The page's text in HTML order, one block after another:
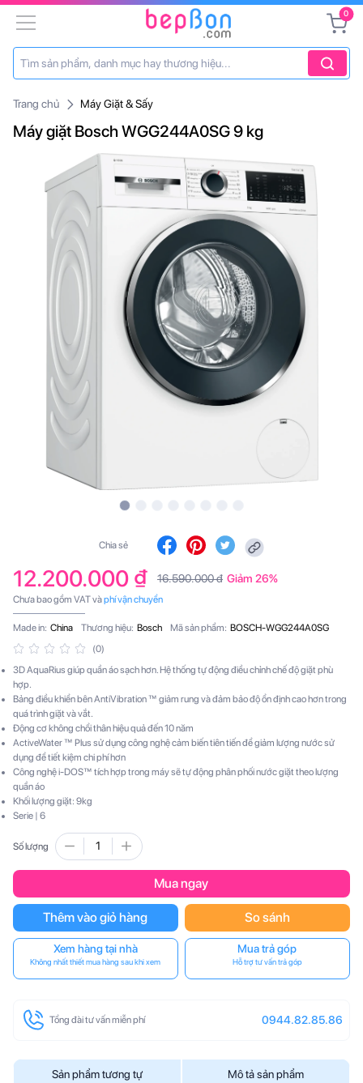
0
Trang chủ Máy Giặt & Sấy
Máy giặt Bosch WGG244A0SG 9 kg
Chia sẻ
12.200.000 ₫ 16.590.000 đ Giảm 26%
Chưa bao gồm VAT vàphí vận chuyển
Made in: China Thương hiệu: Bosch Mã sản phẩm: BOSCH-WGG244A0SG
(0)
3D AquaRius giúp quần áo sạch hơn. Hệ thống tự động điều chỉnh chế độ giặt phù
hợp.
Bảng điều khiển bên AntiVibration ™ giảm rung và đảm bảo độ ổn định cao hơn trong
quá trình giặt và vắt.
Động cơ không chổi thân hiệu quả đến 10 năm
ActiveWater ™ Plus sử dụng công nghệ cảm biến tiên tiến để giảm lượng nước sử
dụng để tiết kiệm chi phí hơn
Công nghệ i-DOS™ tích hợp trong máy sẽ tự động phân phối nước giặt theo lượng
quần áo
Khối lượng giặt: 9kg
Serie | 6
Số lượng
Mua ngay
Thêm vào giỏ hàng So sánh
Xem hàng tại nhà
Không nhất thiết mua hàng sau khi xem
Mua trả góp
Hỗ trợ tư vấn trả góp
Tổng đài tư vấn miễn phí 0944.82.85.86
Sản phẩm tương tự Mô tả sản phẩm